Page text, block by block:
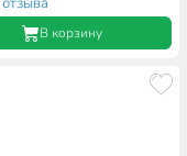
В корзину